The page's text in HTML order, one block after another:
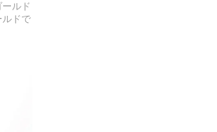
ルド
ルドで